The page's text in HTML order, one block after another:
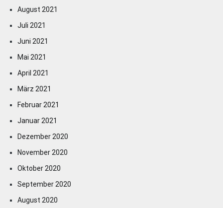
August 2021
Juli 2021
Juni 2021
Mai 2021
April 2021
März 2021
Februar 2021
Januar 2021
Dezember 2020
November 2020
Oktober 2020
September 2020
August 2020